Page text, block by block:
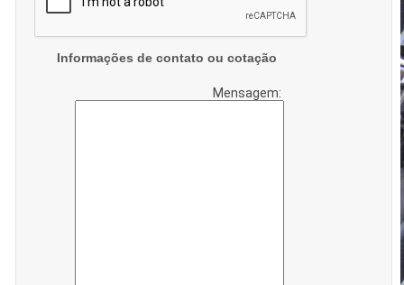
Informações de contato ou cotação
Mensagem: